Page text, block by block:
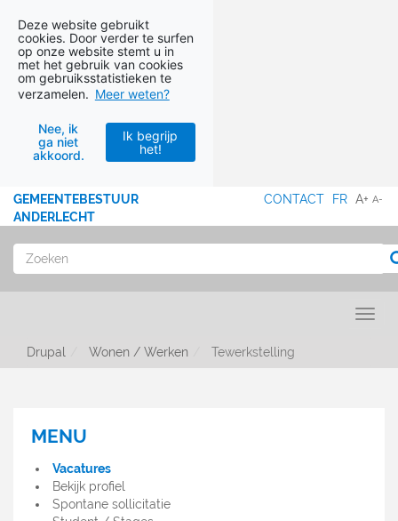
Deze website gebruikt
cookies. Door verder te surfen
op onze website stemt u in
met het gebruik van cookies
om gebruiksstatistieken te
verzamelen. Meer weten?
Nee, ik
ga niet
akkoord.
Ik begrijp
het!
Ga naar hoofdinhoud
GEMEENTEBESTUUR
ANDERLECHT
A+ A-
FR
CONTACT
Zoeken
Drupal Wonen / Werken Tewerkstelling
MENU
D'EMPLOI
MENU
Vacatures
Bekijk profiel
Spontane sollicitatie